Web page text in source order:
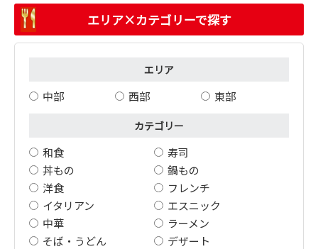
エリア×カテゴリーで探す
エリア
中部 西部 東部
カテゴリー
和食
寿司
丼もの
鍋もの
洋食
フレンチ
イタリアン
エスニック
中華
ラーメン
そば・うどん
デザート